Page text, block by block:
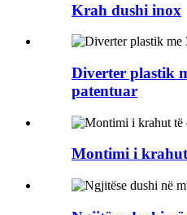
Krah dushi inox
Diverter plastik
patentuar
Montimi i